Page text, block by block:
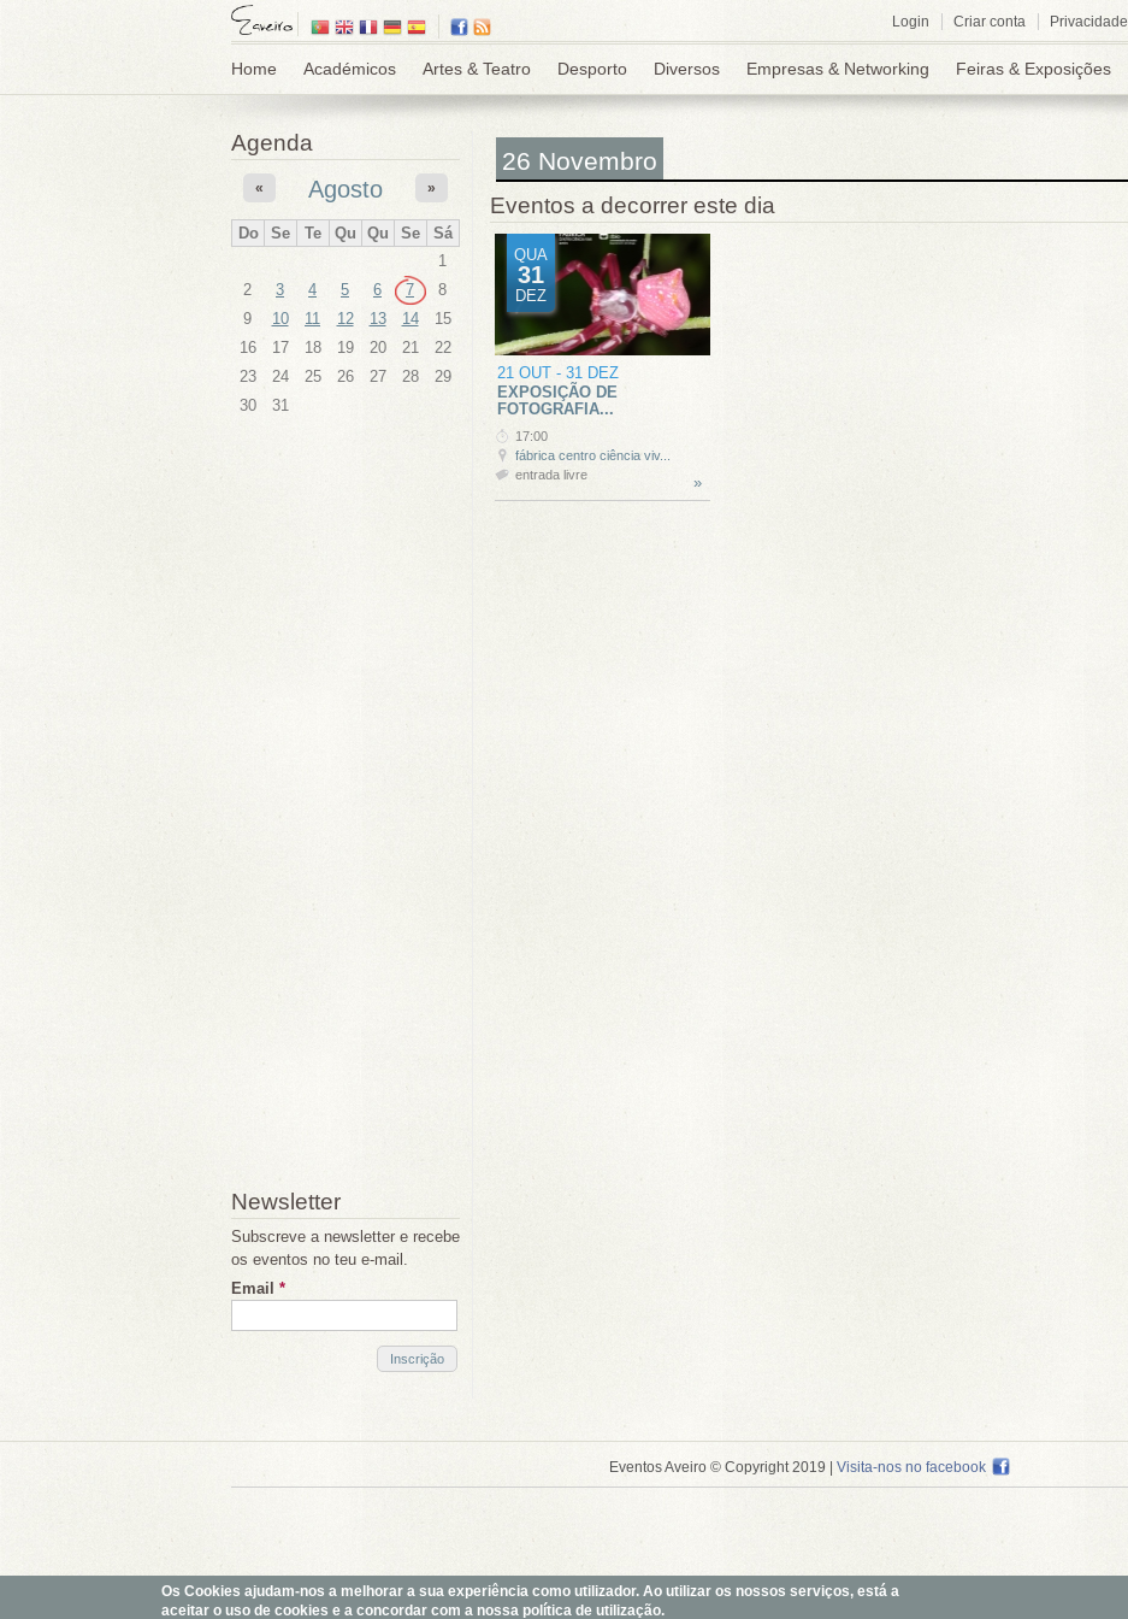
Login Criar conta Privacidade
Home Académicos Artes & Teatro Desporto Diversos Empresas & Networking Feiras & Exposições
Agenda
Agosto
« »
Do Se Te Qu Qu Se
Sá
1
2
3 4 5 6 7
8
9
10 11 12 13 14
15
16
17 18 19 20 21
22
23
24 25 26 27 28
29
30
31
Newsletter
Subscreve a newsletter e recebe
os eventos no teu e-mail.
Email *
26 Novembro
Eventos a decorrer este dia
QUA
31
DEZ
21 OUT - 31 DEZ
EXPOSIÇÃO DE
FOTOGRAFIA...
»
17:00
fábrica centro ciência viv...
entrada livre
Eventos Aveiro © Copyright 2019 | Visita-nos no facebook
Os Cookies ajudam-nos a melhorar a sua experiência como utilizador. Ao utilizar os nossos serviços, está a
aceitar o uso de cookies e a concordar com a nossa política de utilização.